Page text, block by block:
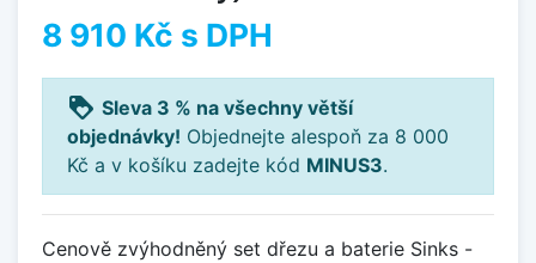
8 910 Kč s DPH
loyalty Sleva 3 % na všechny větší
objednávky! Objednejte alespoň za 8 000
Kč a v košíku zadejte kód MINUS3.
Cenově zvýhodněný set dřezu a baterie Sinks -